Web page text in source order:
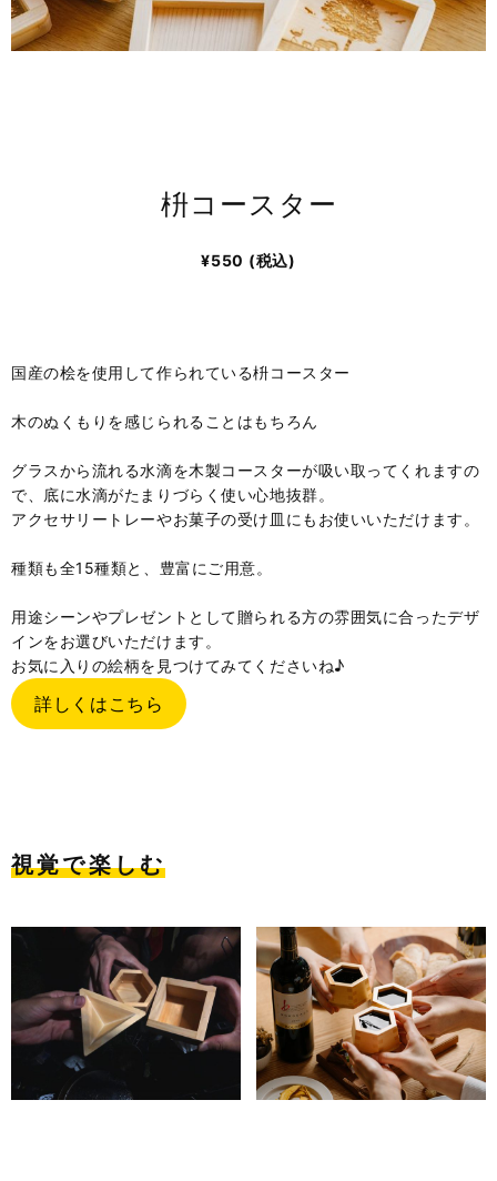
枡コースター
¥550 (税込)
国産の桧を使用して作られている枡コースター
木のぬくもりを感じられることはもちろん
グラスから流れる水滴を木製コースターが吸い取ってくれますの
で、底に水滴がたまりづらく使い心地抜群。
アクセサリートレーやお菓子の受け皿にもお使いいただけます。
種類も全15種類と、豊富にご用意。
用途シーンやプレゼントとして贈られる方の雰囲気に合ったデザ
インをお選びいただけます。
お気に入りの絵柄を見つけてみてくださいね♪
詳しくはこちら
視覚で楽しむ